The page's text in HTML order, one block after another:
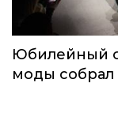
Юбилейный
моды собрал